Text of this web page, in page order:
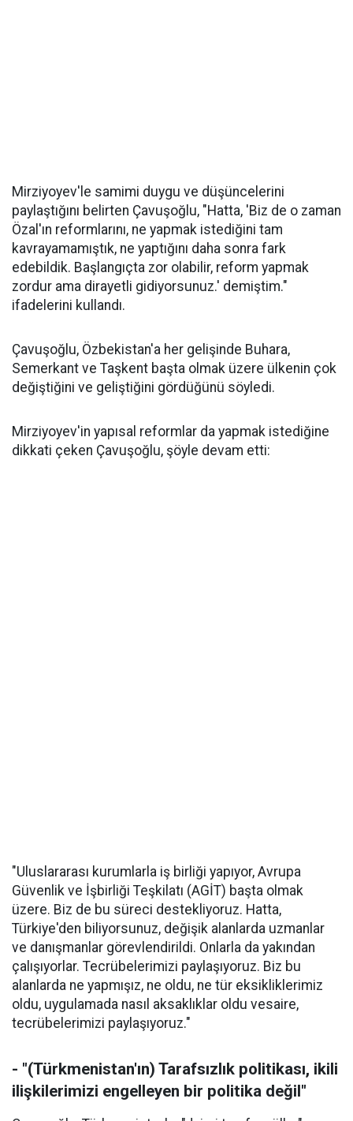
Mirziyoyev'le samimi duygu ve düşüncelerini
paylaştığını belirten Çavuşoğlu, "Hatta, 'Biz de o zaman
Özal'ın reformlarını, ne yapmak istediğini tam
kavrayamamıştık, ne yaptığını daha sonra fark
edebildik. Başlangıçta zor olabilir, reform yapmak
zordur ama dirayetli gidiyorsunuz.' demiştim."
ifadelerini kullandı.
Çavuşoğlu, Özbekistan'a her gelişinde Buhara,
Semerkant ve Taşkent başta olmak üzere ülkenin çok
değiştiğini ve geliştiğini gördüğünü söyledi.
Mirziyoyev'in yapısal reformlar da yapmak istediğine
dikkati çeken Çavuşoğlu, şöyle devam etti:
"Uluslararası kurumlarla iş birliği yapıyor, Avrupa
Güvenlik ve İşbirliği Teşkilatı (AGİT) başta olmak
üzere. Biz de bu süreci destekliyoruz. Hatta,
Türkiye'den biliyorsunuz, değişik alanlarda uzmanlar
ve danışmanlar görevlendirildi. Onlarla da yakından
çalışıyorlar. Tecrübelerimizi paylaşıyoruz. Biz bu
alanlarda ne yapmışız, ne oldu, ne tür eksikliklerimiz
oldu, uygulamada nasıl aksaklıklar oldu vesaire,
tecrübelerimizi paylaşıyoruz."
- "(Türkmenistan'ın) Tarafsızlık politikası, ikili
ilişkilerimizi engelleyen bir politika değil"